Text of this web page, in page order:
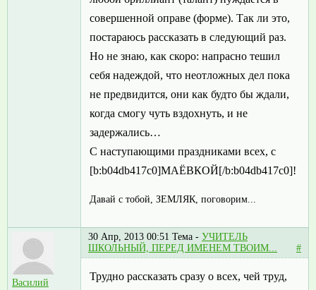
совершенной оправе (форме). Так ли это,
постараюсь рассказать в следующий раз.
Но не знаю, как скоро: напрасно тешил
себя надеждой, что неотложных дел пока
не предвидится, они как будто бы ждали,
когда смогу чуть вздохнуть, и не
задержались…
С наступающими праздниками всех, с
[b:b04db417c0]МАЁВКОЙ[/b:b04db417c0]!
Давай с тобой, ЗЕМЛЯК, поговорим...
Василий
30 Апр, 2013 00:51 Тема - УЧИТЕЛЬ
ШКОЛЬНЫЙ, ПЕРЕД ИМЕНЕМ ТВОИМ...
#
Трудно рассказать сразу о всех, чей труд,